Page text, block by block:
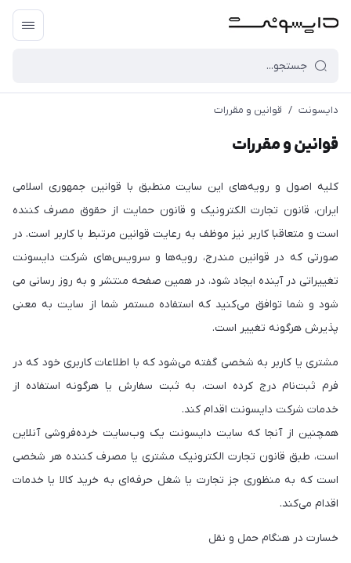
دایسونت / قوانین و مقررات
قوانین و مقررات
کلیه اصول و رویه‏‌های این سایت منطبق با قوانین جمهوری اسلامی
ایران، قانون تجارت الکترونیک و قانون حمایت از حقوق مصرف کننده
است و متعاقبا کاربر نیز موظف به رعایت قوانین مرتبط با کاربر است. در
صورتی که در قوانین مندرج، رویه‏‌ها و سرویس‏‌های شرکت دایسونت
تغییراتی در آینده ایجاد شود، در همین صفحه منتشر و به روز رسانی می
شود و شما توافق می‏‌کنید که استفاده مستمر شما از سایت به معنی
پذیرش هرگونه تغییر است.
مشتری یا کاربر به شخصی گفته می‌شود که با اطلاعات کاربری خود که در
فرم ثبت‌نام درج کرده است، به ثبت سفارش یا هرگونه استفاده از
خدمات شرکت دایسونت اقدام کند.
همچنین از آنجا که سایت دایسونت یک وب‌سایت خرده‌فروشی آنلاین
است، طبق قانون تجارت الکترونیک مشتری یا مصرف کننده هر شخصی
است که به منظوری جز تجارت یا شغل حرفه‌ای به خرید کالا یا خدمات
اقدام می‌کند.
خسارت در هنگام حمل و نقل